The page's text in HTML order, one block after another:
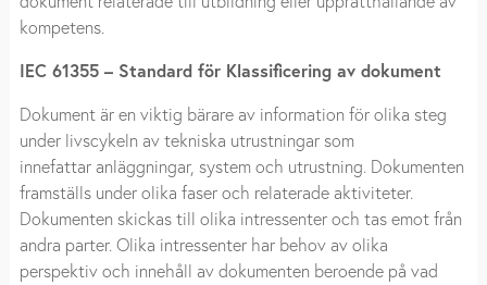
kompetens.
IEC 61355 – Standard för Klassificering av dokument
Dokument är en viktig bärare av information för olika steg
under livscykeln av tekniska utrustningar som
innefattar anläggningar, system och utrustning. Dokumenten
framställs under olika faser och relaterade aktiviteter.
Dokumenten skickas till olika intressenter och tas emot från
andra parter. Olika intressenter har behov av olika
perspektiv och innehåll av dokumenten beroende på vad